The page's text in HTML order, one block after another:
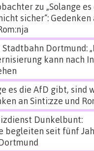
zu „Solange
sicher“: Gedenken
Stadtbahn Dortmund:
kann nach
es die AfD gibt, sind
an Sinti:zze und
Dunkelbunt:
begleiten seit fünf